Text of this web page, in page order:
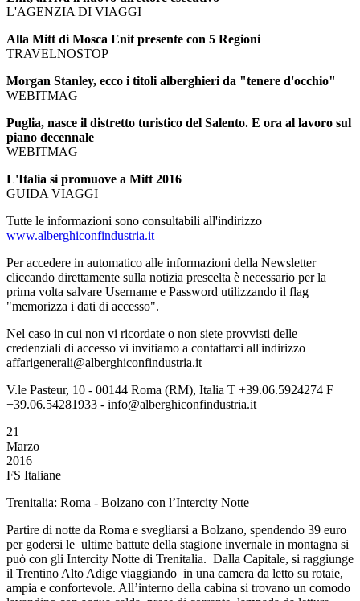
L'AGENZIA DI VIAGGI
Alla Mitt di Mosca Enit presente con 5 Regioni
TRAVELNOSTOP
Morgan Stanley, ecco i titoli alberghieri da "tenere d'occhio"
WEBITMAG
Puglia, nasce il distretto turistico del Salento. E ora al lavoro sul
piano decennale
WEBITMAG
L'Italia si promuove a Mitt 2016
GUIDA VIAGGI
Tutte le informazioni sono consultabili all'indirizzo
www.alberghiconfindustria.it
Per accedere in automatico alle informazioni della Newsletter
cliccando direttamente sulla notizia prescelta è necessario per la
prima volta salvare Username e Password utilizzando il flag
"memorizza i dati di accesso".
Nel caso in cui non vi ricordate o non siete provvisti delle
credenziali di accesso vi invitiamo a contattarci all'indirizzo
affarigenerali@alberghiconfindustria.it
V.le Pasteur, 10 - 00144 Roma (RM), Italia T +39.06.5924274 F
+39.06.54281933 - info@alberghiconfindustria.it
21
Marzo
2016
FS Italiane
Trenitalia: Roma - Bolzano con l’Intercity Notte
Partire di notte da Roma e svegliarsi a Bolzano, spendendo 39 euro
per godersi le ultime battute della stagione invernale in montagna si
può con gli Intercity Notte di Trenitalia. Dalla Capitale, si raggiunge
il Trentino Alto Adige viaggiando in una camera da letto su rotaie,
ampia e confortevole. All’interno della cabina si trovano un comodo